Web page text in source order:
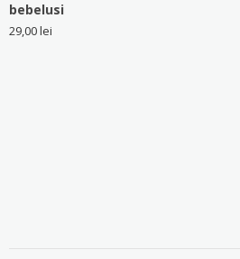
bebelusi
29,00lei